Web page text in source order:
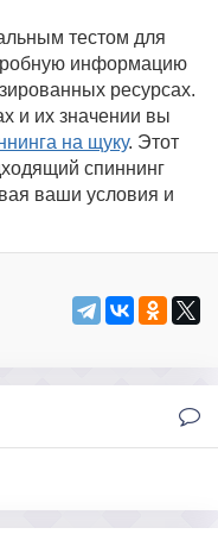
тестом для
информацию
ресурсах.
и их значении вы
на щуку. Этот
спиннинг
ваши условия и